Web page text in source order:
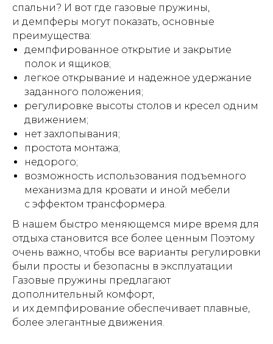
спальни? И вот где газовые пружины,
и демпферы могут показать, основные
преимущества:
демпфированное открытие и закрытие
полок и ящиков;
легкое открывание и надежное удержание
заданного положения;
регулировке высоты столов и кресел одним
движением;
нет захлопывания;
простота монтажа;
недорого;
возможность использования подъемного
механизма для кровати и иной мебели
с эффектом трансформера.
В нашем быстро меняющемся мире время для
отдыха становится все более ценным Поэтому
очень важно, чтобы все варианты регулировки
были просты и безопасны в эксплуатации
Газовые пружины предлагают
дополнительный комфорт,
и их демпфирование обеспечивает плавные,
более элегантные движения.